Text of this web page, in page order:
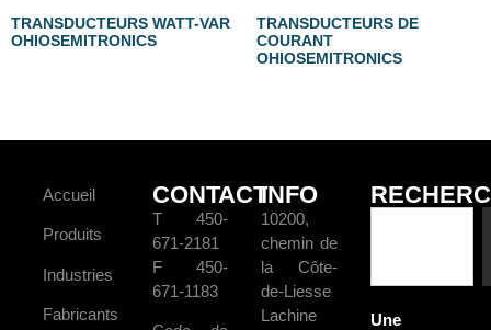
TRANSDUCTEURS WATT-VAR
OHIOSEMITRONICS
TRANSDUCTEURS DE
COURANT
OHIOSEMITRONICS
Accueil
Produits
Industries
Fabricants
CONTACT
T 450-
671-2181
F 450-
671-1183
INFO
10200,
chemin de
la Côte-
de-Liesse
Lachine
Une